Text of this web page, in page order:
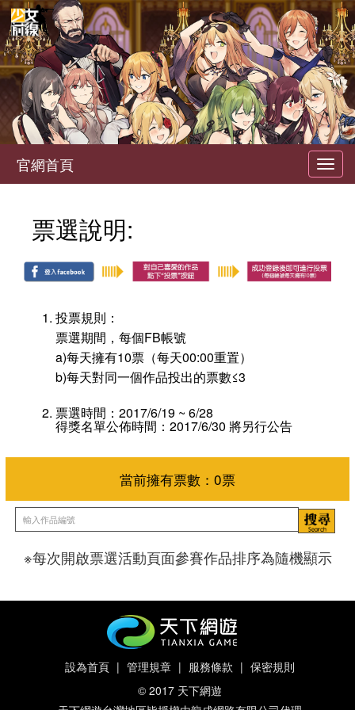
官網首頁
票選說明:
投票規則：
票選期間，每個FB帳號
a)每天擁有10票（每天00:00重置）
b)每天對同一個作品投出的票數≤3
票選時間：2017/6/19 ~ 6/28
得獎名單公佈時間：2017/6/30 將另行公告
當前擁有票數：
※每次開啟票選活動頁面參賽作品排序為隨機顯示
設為首頁 | 管理規章 | 服務條款 | 保密規則
© 2017 天下網遊